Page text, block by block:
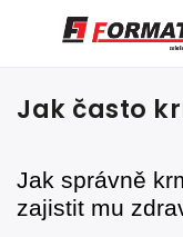
Jak často
Jak správně
zajistit mu